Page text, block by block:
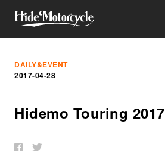
DAILY&EVENT
2017-04-28
Hidemo Touring 2017